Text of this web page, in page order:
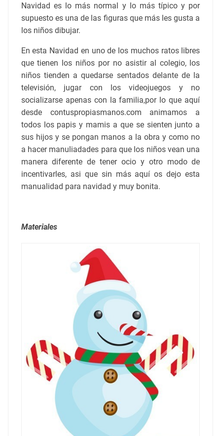
Navidad es lo más normal y lo más típico y por
supuesto es una de las figuras que más les gusta a
los niños dibujar.
En esta Navidad en uno de los muchos ratos libres
que tienen los niños por no asistir al colegio, los
niños tienden a quedarse sentados delante de la
televisión, jugar con los videojuegos y no
socializarse apenas con la familia,por lo que aquí
desde contuspropiasmanos.com animamos a
todos los papis y mamis a que se sienten junto a
sus hijos y se pongan manos a la obra y como no
a hacer manuliadades para que los niños vean una
manera diferente de tener ocio y otro modo de
incentivarles, asi que sin más aquí os dejo esta
manualidad para navidad y muy bonita.
Materiales